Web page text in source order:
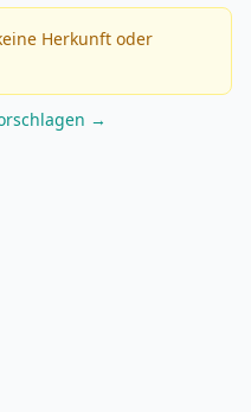
Herkunft oder
→